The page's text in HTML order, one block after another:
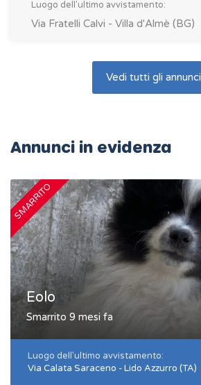
Luogo dell'ultimo avvistamento:
Via Fratelli Calvi - Villa d'Almè (BG)
Vedi tutti gli annunci
Annunci in evidenza
SMARRITO
Eolo
Smarrito 9 mesi fa
Luogo dell'ultimo avvistamento:
Via Calata Saraceno - Lido Azzurro (TA)